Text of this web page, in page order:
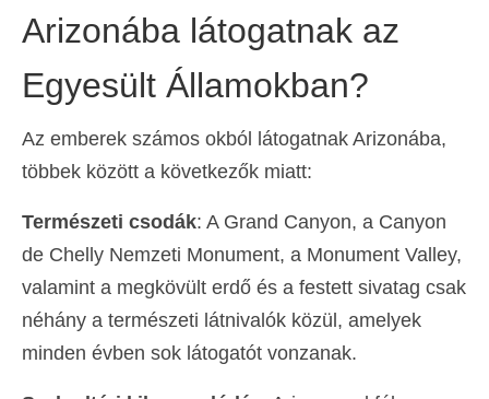
Arizonába látogatnak az
Egyesült Államokban?
Az emberek számos okból látogatnak Arizonába,
többek között a következők miatt:
Természeti csodák: A Grand Canyon, a Canyon
de Chelly Nemzeti Monument, a Monument Valley,
valamint a megkövült erdő és a festett sivatag csak
néhány a természeti látnivalók közül, amelyek
minden évben sok látogatót vonzanak.